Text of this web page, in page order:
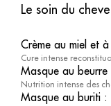
Le soin du
Crème au miel et
Cure intense
Masque au beurre
Nutrition intense des
Masque au buriti :